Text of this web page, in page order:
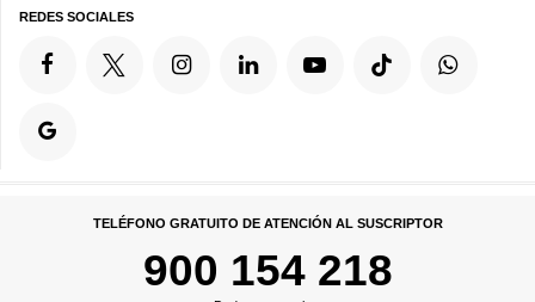
REDES SOCIALES
TELÉFONO GRATUITO DE ATENCIÓN AL SUSCRIPTOR
900 154 218